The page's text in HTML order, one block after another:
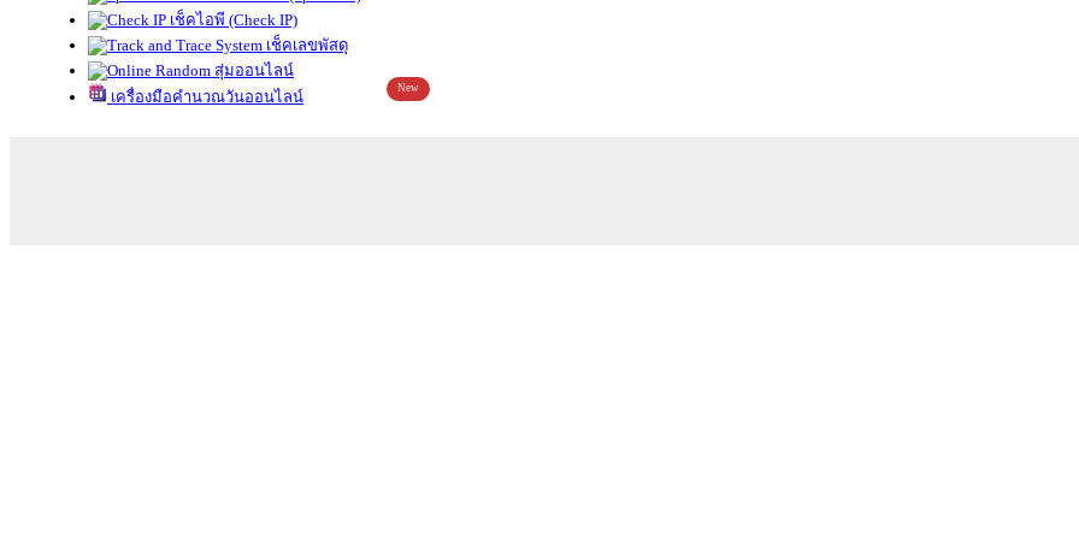
เช็คไอพี (Check IP)
เช็คเลขพัสดุ
สุ่มออนไลน์
เครื่องมือคำนวณวันออนไลน์
New